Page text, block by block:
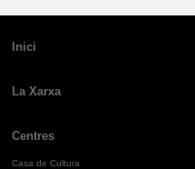
Inici
La Xarxa
Centres
Casa de Cultura